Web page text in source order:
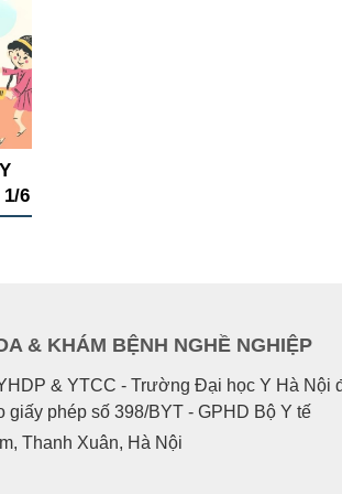
1/6
& KHÁM BỆNH NGHỀ NGHIỆP
& YTCC - Trường Đại học Y Hà Nội
giấy phép số 398/BYT - GPHD Bộ Y tế
Thanh Xuân, Hà Nội